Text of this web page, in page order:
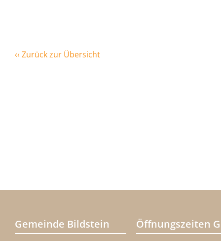
‹‹ Zurück zur Übersicht
Gemeinde Bildstein Öffnungszeiten